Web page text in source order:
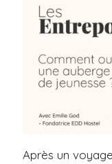
Après un